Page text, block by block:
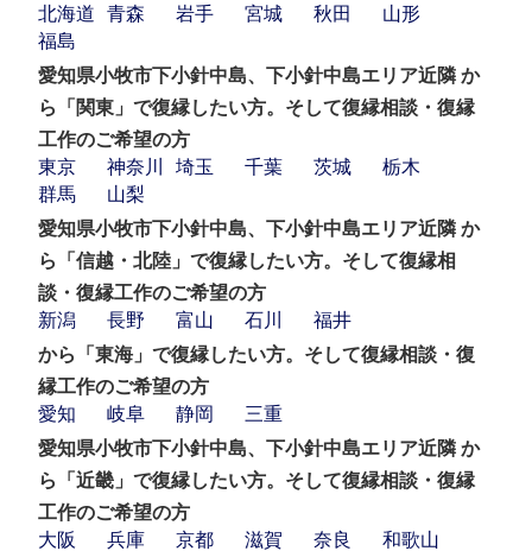
北海道
青森 岩手 宮城 秋田
山形
福島
愛知県小牧市下小針中島、下小針中島エリア近隣 か
ら「関東」で復縁したい方。そして復縁相談・復縁
工作のご希望の方
東京
神奈川 埼玉 千葉 茨城
栃木
群馬
山梨
愛知県小牧市下小針中島、下小針中島エリア近隣 か
ら「信越・北陸」で復縁したい方。そして復縁相
談・復縁工作のご希望の方
新潟
長野 富山 石川
福井
から「東海」で復縁したい方。そして復縁相談・復
縁工作のご希望の方
愛知
岐阜 静岡
三重
愛知県小牧市下小針中島、下小針中島エリア近隣 か
ら「近畿」で復縁したい方。そして復縁相談・復縁
工作のご希望の方
大阪
兵庫 京都 滋賀 奈良
和歌山